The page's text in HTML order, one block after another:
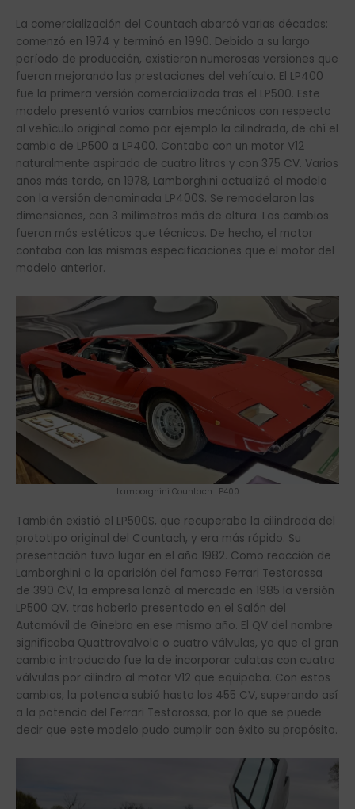
La comercialización del Countach abarcó varias décadas:
comenzó en 1974 y terminó en 1990. Debido a su largo
período de producción, existieron numerosas versiones que
fueron mejorando las prestaciones del vehículo. El LP400
fue la primera versión comercializada tras el LP500. Este
modelo presentó varios cambios mecánicos con respecto
al vehículo original como por ejemplo la cilindrada, de ahí el
cambio de LP500 a LP400. Contaba con un motor V12
naturalmente aspirado de cuatro litros y con 375 CV. Varios
años más tarde, en 1978, Lamborghini actualizó el modelo
con la versión denominada LP400S. Se remodelaron las
dimensiones, con 3 milímetros más de altura. Los cambios
fueron más estéticos que técnicos. De hecho, el motor
contaba con las mismas especificaciones que el motor del
modelo anterior.
Lamborghini Countach LP400
También existió el LP500S, que recuperaba la cilindrada del
prototipo original del Countach, y era más rápido. Su
presentación tuvo lugar en el año 1982. Como reacción de
Lamborghini a la aparición del famoso Ferrari Testarossa
de 390 CV, la empresa lanzó al mercado en 1985 la versión
LP500 QV, tras haberlo presentado en el Salón del
Automóvil de Ginebra en ese mismo año. El QV del nombre
significaba Quattrovalvole o cuatro válvulas, ya que el gran
cambio introducido fue la de incorporar culatas con cuatro
válvulas por cilindro al motor V12 que equipaba. Con estos
cambios, la potencia subió hasta los 455 CV, superando así
a la potencia del Ferrari Testarossa, por lo que se puede
decir que este modelo pudo cumplir con éxito su propósito.